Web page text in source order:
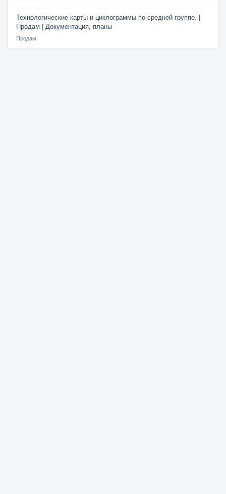
Технологические карты и циклограммы по средней группе. |
Продам | Документация, планы
Продам